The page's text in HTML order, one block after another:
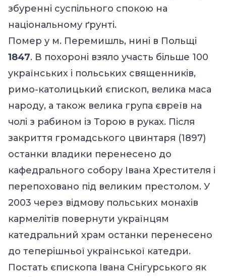
збуренні суспільного спокою на
національному ґрунті.
Помер у м. Перемишль, нині в Польщі
1847. В похороні взяло участь більше 100
українських і польських священників,
римо-католицький єпископ, велика маса
народу, а також велика група євреїв на
чолі з рабином із Торою в руках. Після
закриття громадського цвинтаря (1897)
останки владики перенесено до
кафедрального собору Івана Хрестителя і
перепоховано під великим престолом. У
2003 через відмову польських монахів
кармелітів повернути українцям
катедральний храм останки перенесено
до теперішньої української катедри.
Постать єпископа Івана Снігурського як